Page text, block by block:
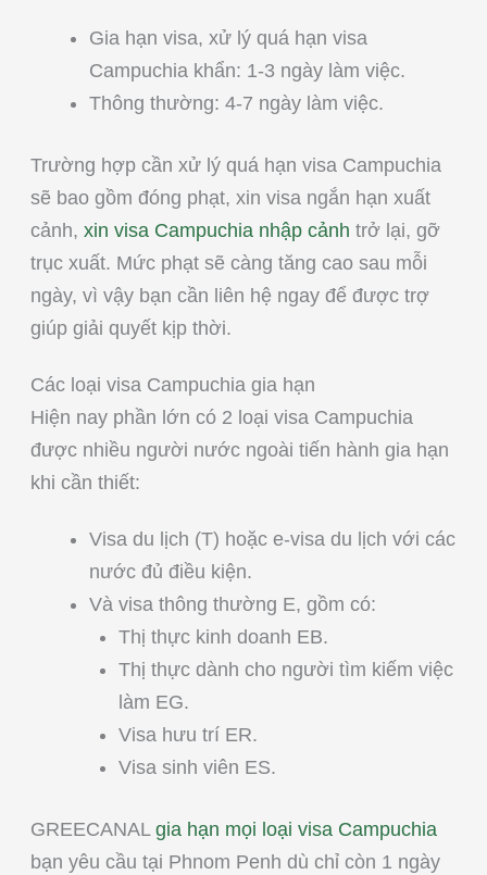
Gia hạn visa, xử lý quá hạn visa
Campuchia khẩn: 1-3 ngày làm việc.
Thông thường: 4-7 ngày làm việc.
Trường hợp cần xử lý quá hạn visa Campuchia
sẽ bao gồm đóng phạt, xin visa ngắn hạn xuất
cảnh, xin visa Campuchia nhập cảnh trở lại, gỡ
trục xuất. Mức phạt sẽ càng tăng cao sau mỗi
ngày, vì vậy bạn cần liên hệ ngay để được trợ
giúp giải quyết kịp thời.
Các loại visa Campuchia gia hạn
Hiện nay phần lớn có 2 loại visa Campuchia
được nhiều người nước ngoài tiến hành gia hạn
khi cần thiết:
Visa du lịch (T) hoặc e-visa du lịch với các
nước đủ điều kiện.
Và visa thông thường E, gồm có:
Thị thực kinh doanh EB.
Thị thực dành cho người tìm kiếm việc
làm EG.
Visa hưu trí ER.
Visa sinh viên ES.
GREECANAL gia hạn mọi loại visa Campuchia
bạn yêu cầu tại Phnom Penh dù chỉ còn 1 ngày